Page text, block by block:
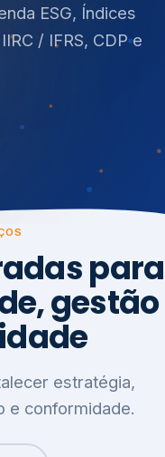
para
gestão
estratégia,
e conformidade.